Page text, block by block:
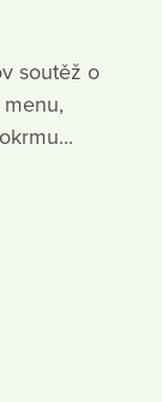
soutěž o